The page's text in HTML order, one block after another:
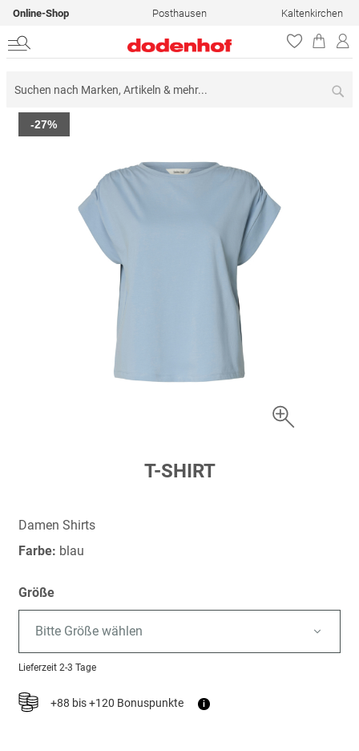
Online-Shop Posthausen Kaltenkirchen
Zum
Ende
-27%
springen
T-SHIRT
Damen Shirts
Farbe: blau
Größe
Bitte Größe wählen
Lieferzeit 2-3 Tage
+88 bis +120 Bonuspunkte i